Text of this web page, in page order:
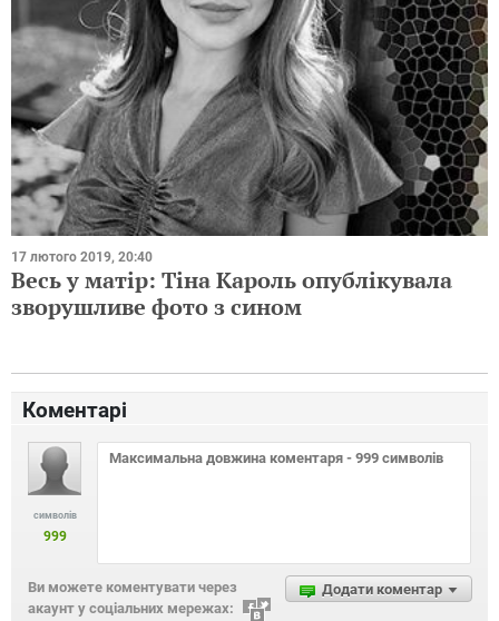
17 лютого 2019, 20:40
Весь у матір: Тіна Кароль опублікувала
зворушливе фото з сином
Коментарі
символів
999
Додати коментар
Ви можете коментувати через
акаунт у соціальних мережах: